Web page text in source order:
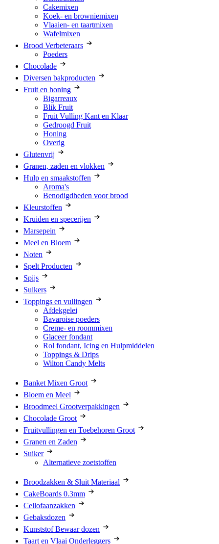
Cakemixen
Koek- en browniemixen
Vlaaien- en taartmixen
Wafelmixen
Brood Verbeteraars
Poeders
Chocolade
Diversen bakproducten
Fruit en honing
Bigarreaux
Blik Fruit
Fruit Vulling Kant en Klaar
Gedroogd Fruit
Honing
Overig
Glutenvrij
Granen, zaden en vlokken
Hulp en smaakstoffen
Aroma's
Benodigdheden voor brood
Kleurstoffen
Kruiden en specerijen
Marsepein
Meel en Bloem
Noten
Spelt Producten
Spijs
Suikers
Toppings en vullingen
Afdekgelei
Bavaroise poeders
Creme- en roommixen
Glaceer fondant
Rol fondant, Icing en Hulpmiddelen
Toppings & Drips
Wilton Candy Melts
Banket Mixen Groot
Bloem en Meel
Broodmeel Grootverpakkingen
Chocolade Groot
Fruitvullingen en Toebehoren Groot
Granen en Zaden
Suiker
Alternatieve zoetstoffen
Broodzakken & Sluit Materiaal
CakeBoards 0.3mm
Cellofaanzakken
Gebaksdozen
Kunststof Bewaar dozen
Taart en Vlaai Onderleggers